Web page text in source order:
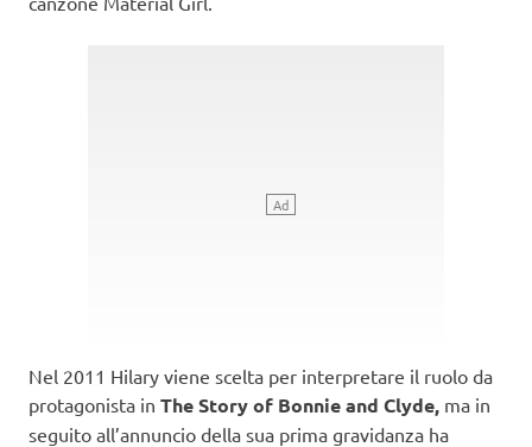
Nel 2011 Hilary viene scelta per interpretare il ruolo da
protagonista in The Story of Bonnie and Clyde, ma in
seguito all’annuncio della sua prima gravidanza ha